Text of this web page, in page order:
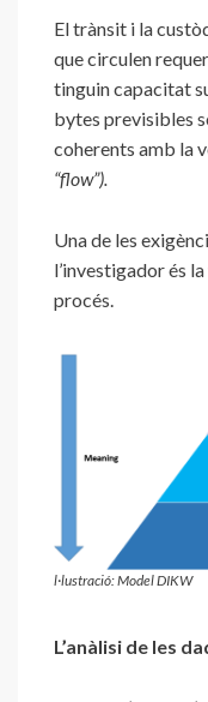
El trànsit i la
que circulen
tinguin capacitat
bytes previsibles
coherents amb la
“flow”).
Una de les
l’investigador és
procés.
l·lustració: Model DIKW
L’anàlisi de les